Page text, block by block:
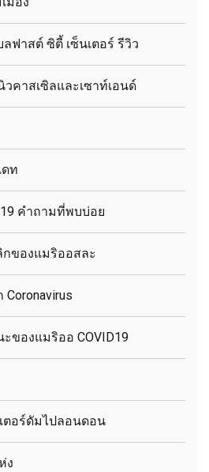
ฟาสต์ ซิตี้ เซ็นเตอร์ รีวิว
คาสเซิลและเซาท์เอนด์
ดท
คำถามที่พบบ่อย
กของแมริออสละ
Coronavirus
ของแมริออ COVID19
ตอร์ดัมไปลอนดอน
ง